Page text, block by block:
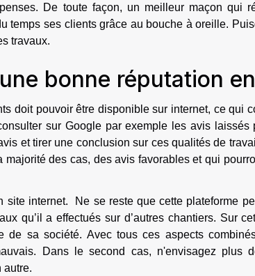
De toute façon, un meilleur maçon qui
temps ses clients grâce au bouche à oreille.
travaux.
bonne réputation
doit pouvoir être disponible sur internet, ce qui
sur Google par exemple les avis laissés
et tirer une conclusion sur ces qualités de
des cas, des avis favorables et qui
site internet. Ne se reste que cette plateforme
qu’il a effectués sur d’autres chantiers. Sur
de sa société. Avec tous ces aspects
Dans le second cas, n'envisagez plus
autre.